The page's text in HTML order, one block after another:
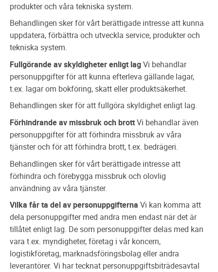
produkter och våra tekniska system.
Behandlingen sker för vårt berättigade intresse att kunna
uppdatera, förbättra och utveckla service, produkter och
tekniska system.
Fullgörande av skyldigheter enligt lagVi behandlar
personuppgifter för att kunna efterleva gällande lagar,
t.ex. lagar om bokföring, skatt eller produktsäkerhet.
Behandlingen sker för att fullgöra skyldighet enligt lag.
Förhindrande av missbruk och brottVi behandlar även
personuppgifter för att förhindra missbruk av våra
tjänster och för att förhindra brott, t.ex. bedrägeri.
Behandlingen sker för vårt berättigade intresse att
förhindra och förebygga missbruk och olovlig
användning av våra tjänster.
Vilka får ta del av personuppgifterna Vi kan komma att
dela personuppgifter med andra men endast när det är
tillåtet enligt lag. De som personuppgifter delas med kan
vara t.ex. myndigheter, företag i vår koncern,
logistikföretag, marknadsföringsbolag eller andra
leverantörer. Vi har tecknat personuppgiftsbiträdesavtal